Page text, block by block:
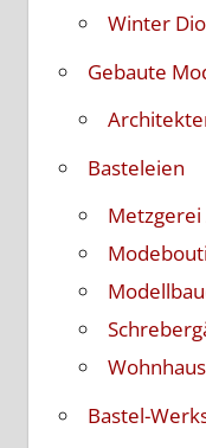
Winter
Gebaute
Basteleien
Bastel-